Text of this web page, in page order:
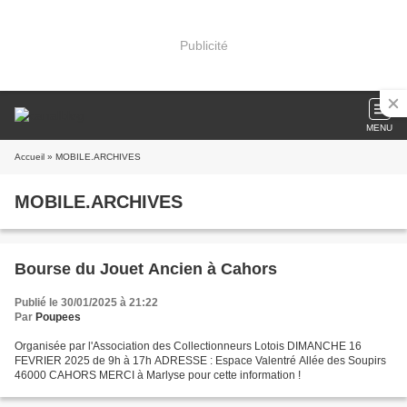
Publicité
MENU
Accueil » MOBILE.ARCHIVES
MOBILE.ARCHIVES
Bourse du Jouet Ancien à Cahors
Publié le 30/01/2025 à 21:22
Par Poupees
Organisée par l'Association des Collectionneurs Lotois DIMANCHE 16
FEVRIER 2025 de 9h à 17h ADRESSE : Espace Valentré Allée des Soupirs
46000 CAHORS MERCI à Marlyse pour cette information !